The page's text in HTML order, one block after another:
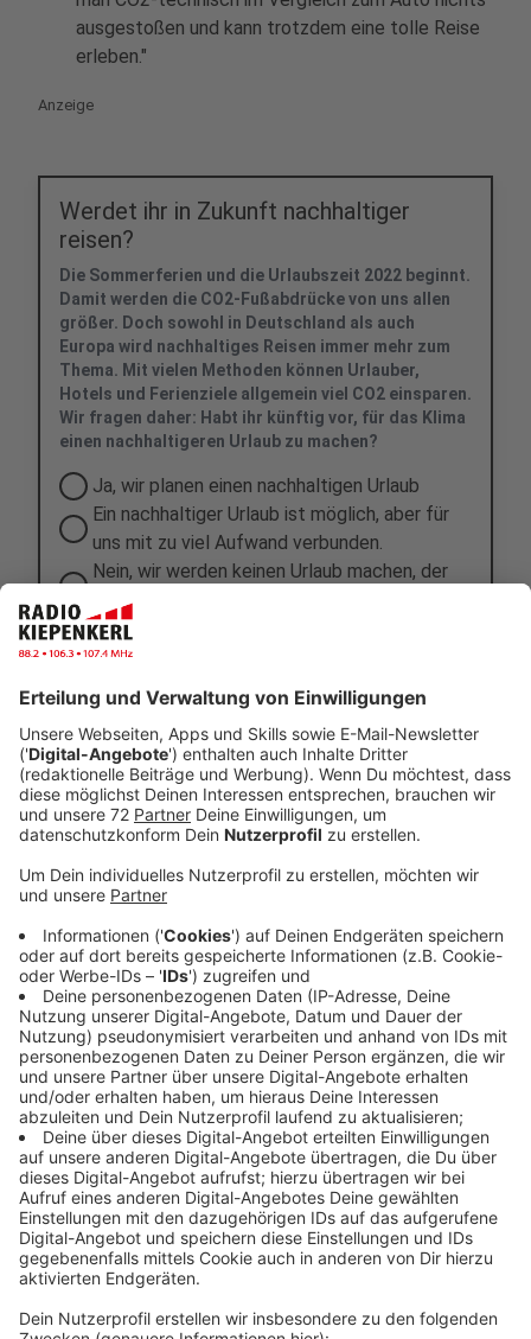
ausgestoßen und kann trotzdem eine tolle Reise
erleben."
Anzeige
Werdet ihr in Zukunft nachhaltiger
reisen?
Die Sommerferien und die Urlaubszeit 2022 beginnt.
Damit werden die CO2-Fußabdrücke von uns allen
größer. Doch sowohl in Deutschland als auch
Europa wird nachhaltiges Reisen immer mehr zum
Thema. Mit vielen Methoden können Urlauber,
Hotels und Ferienziele allgemein viel CO2 einsparen.
Wir fragen daher: Habt ihr künftig vor, für das Klima
einen nachhaltigeren Urlaub zu machen?
Ja, wir planen einen nachhaltigen Urlaub
Ein nachhaltiger Urlaub ist möglich, aber für
uns mit zu viel Aufwand verbunden.
Nein, wir werden keinen Urlaub machen, der
nachhaltig ist.
Ich kann mir keinen nachhaltigen Urlaub
leisten.
Anzeige
Anzeige
Auch in NRW gibt es schöne nachhaltige
Ziele
Anzeige
Wer Urlaub in Nordrhein-Westfalen bevorzugt, für den
hat der ADAC-Experte auch zwei nachhaltige
Empfehlungen:
Naturpark Eifel:"Hier wird großer Wert auf das
Thema Naturschutz gelegt. Es gibt eine große
biologische Vielfalt und eine ganze Menge an
geführter Touren Wandertouren, bei denen man
die Natur genießen kann und völlig ohne Auto sich
nachhaltig fortbewegt. Diese Touren sind
teilweise sogar kostenlos."